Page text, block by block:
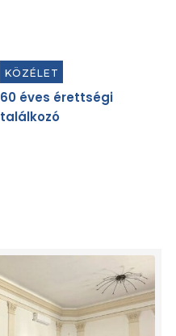
KÖZÉLET
60 éves érettségi
találkozó